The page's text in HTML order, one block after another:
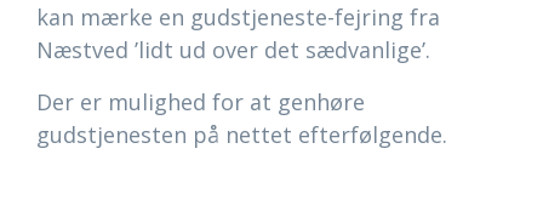
kan mærke en gudstjeneste-fejring fra
Næstved ’lidt ud over det sædvanlige’.
Der er mulighed for at genhøre
gudstjenesten på nettet efterfølgende.